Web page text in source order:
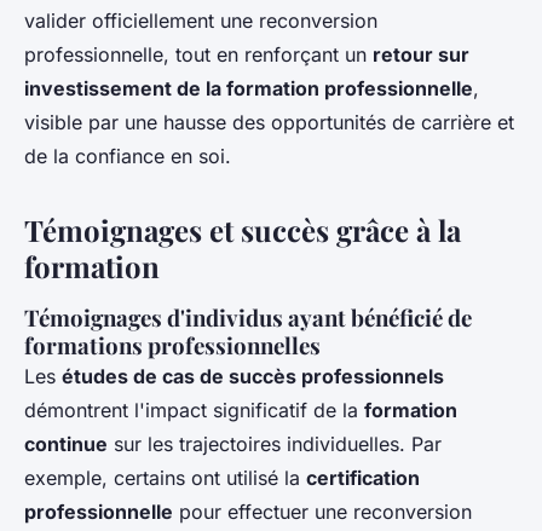
valider officiellement une reconversion
professionnelle, tout en renforçant un retour sur
investissement de la formation professionnelle,
visible par une hausse des opportunités de carrière et
de la confiance en soi.
Témoignages et succès grâce à la
formation
Témoignages d'individus ayant bénéficié de
formations professionnelles
Les études de cas de succès professionnels
démontrent l'impact significatif de la formation
continue sur les trajectoires individuelles. Par
exemple, certains ont utilisé la certification
professionnelle pour effectuer une reconversion